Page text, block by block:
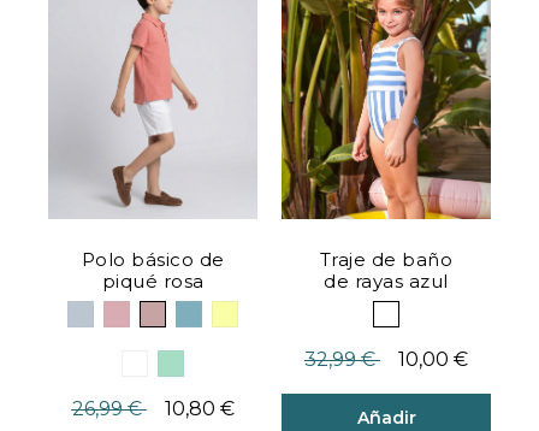
Polo básico de
piqué rosa
Precio reducido desde
26,99 €hasta
10,80 €
Traje de baño
de rayas azul
Precio reducido desde
32,99 €hasta
10,00 €
Añadir